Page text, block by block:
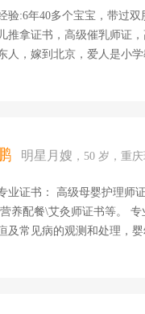
为每一位客户做...
验:6年40多个宝宝，带过
推拿证书，高级催乳师证
人，嫁到北京，爱人是小
明星月嫂 ，50 岁，重
业证书： 高级母婴护理师
养配餐\艾灸师证书等。
及常见病的观测和处理，